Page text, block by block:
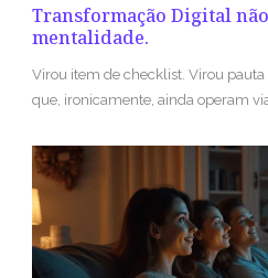
Transformação Digital
mentalidade.
Virou item de checklist. Virou
que, ironicamente, ainda operam